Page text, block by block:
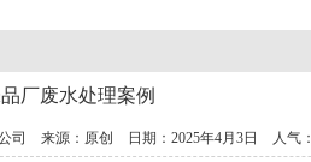
厂废水处理案例
司 来源：原创 日期：2025年4月3日 人气：